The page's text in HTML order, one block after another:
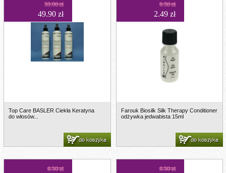
59.90 zł
49.90 zł
Top Care BASLER Ciekła Keratyna
do włosów...
do koszyka
6.50 zł
2.49 zł
Farouk Biosilk Silk Therapy Conditioner
odżywka jedwabista 15ml
do koszyka
6.50 zł 6.50 zł